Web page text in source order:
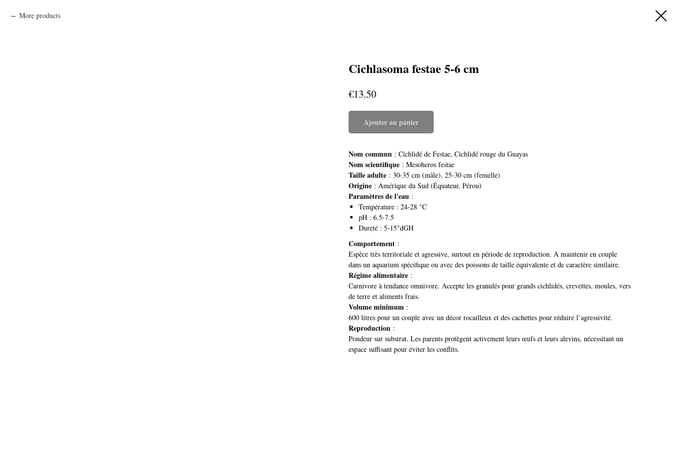
More products
Cichlasoma festae 5-6 cm
€13.50
Ajouter au panier
Nom commun : Cichlidé de Festae, Cichlidé rouge du Guayas
Nom scientifique : Mesoheros festae
Taille adulte : 30-35 cm (mâle), 25-30 cm (femelle)
Origine : Amérique du Sud (Équateur, Pérou)
Paramètres de l'eau :
Température : 24-28 °C
pH : 6.5-7.5
Dureté : 5-15°dGH
Comportement :
Espèce très territoriale et agressive, surtout en période de reproduction. À maintenir en couple
dans un aquarium spécifique ou avec des poissons de taille équivalente et de caractère similaire.
Régime alimentaire :
Carnivore à tendance omnivore. Accepte les granulés pour grands cichlidés, crevettes, moules, vers
de terre et aliments frais.
Volume minimum :
600 litres pour un couple avec un décor rocailleux et des cachettes pour réduire l’agressivité.
Reproduction :
Pondeur sur substrat. Les parents protègent activement leurs œufs et leurs alevins, nécessitant un
espace suffisant pour éviter les conflits.